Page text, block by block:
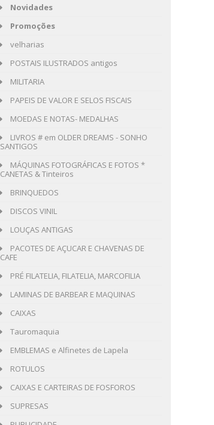
Novidades
Promoções
velharias
POSTAIS ILUSTRADOS antigos
MILITARIA
PAPEIS DE VALOR E SELOS FISCAIS
MOEDAS E NOTAS- MEDALHAS
LIVROS # em OLDER DREAMS - SONHO
SANTIGOS
MÁQUINAS FOTOGRÁFICAS E FOTOS *
CANETAS & Tinteiros
BRINQUEDOS
DISCOS VINIL
LOUÇAS ANTIGAS
PACOTES DE AÇUCAR E CHAVENAS DE
CAFE
PRÉ FILATELIA, FILATELIA, MARCOFILIA
LAMINAS DE BARBEAR E MAQUINAS
CAIXAS
Tauromaquia
EMBLEMAS e Alfinetes de Lapela
ROTULOS
CAIXAS E CARTEIRAS DE FOSFOROS
SUPRESAS